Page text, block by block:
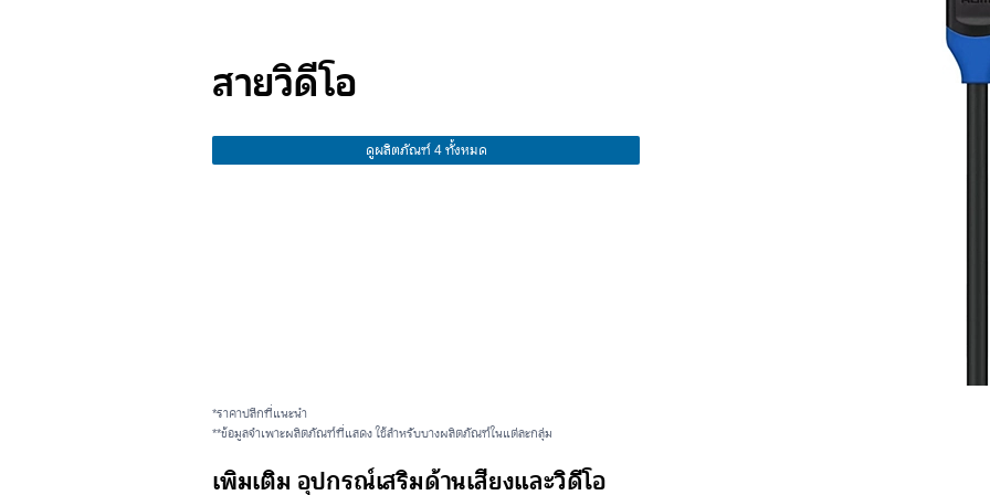
สายวิดีโอ
ดูผลิตภัณฑ์ 4 ทั้งหมด
*ราคาปลีกที่แนะนำ
**ข้อมูลจำเพาะผลิตภัณฑ์ที่แสดง ใช้สำหรับบางผลิตภัณฑ์ในแต่ละกลุ่ม
เพิ่มเติม อุปกรณ์เสริมด้านเสียงและวิดีโอ